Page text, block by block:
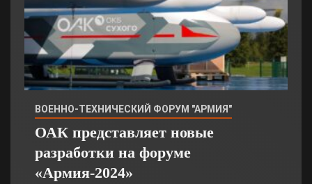
ВОЕННО-ТЕХНИЧЕСКИЙ ФОРУМ "АРМИЯ"
ОАК представляет новые
разработки на форуме
«Армия-2024»